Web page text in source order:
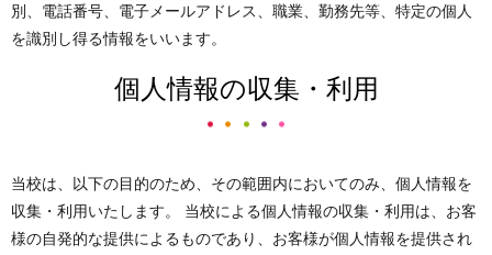
別、電話番号、電子メールアドレス、職業、勤務先等、特定の個人
を識別し得る情報をいいます。
個人情報の収集・利用
当校は、以下の目的のため、その範囲内においてのみ、個人情報を
収集・利用いたします。 当校による個人情報の収集・利用は、お客
様の自発的な提供によるものであり、お客様が個人情報を提供され